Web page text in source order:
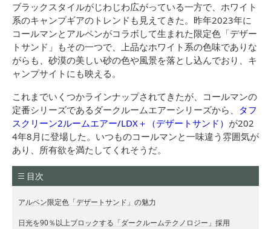
ブラックスタイルがじわじわ広がっている一方で、ホワイト
系のキャンプギアのトレンドも見えてきた。昨年2023年に
コールマンとアルペンがコラボして生まれた限定色「デザー
トサンド」もその一つで、上品なホワイト系の色味でありな
がらも、砂漠の美しい砂の色や風景を落とし込んでおり、キ
ャンプサイトにも映える。
これまでいくつかラインナップされてきたが、コールマンの
定番シリーズであるダークルームエアーシリーズから、 タフ
スクリーン2ルームエアー/LDX＋（デザートサンド） が202
4年8月に登場した。いつものコールマンと一味違う雰囲気が
あり、所有欲を満たしてくれそうだ。
目次
アルペン限定色「デザートサンド」の魅力
日光を90％以上ブロックする「ダークルームテクノロジー」採用